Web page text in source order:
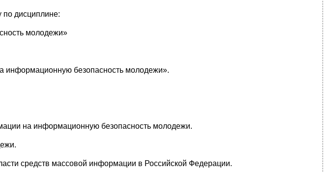
по дисциплине:
молодежи»
информационную безопасность молодежи».
на информационную безопасность молодежи.
средств массовой информации в Российской Федерации.